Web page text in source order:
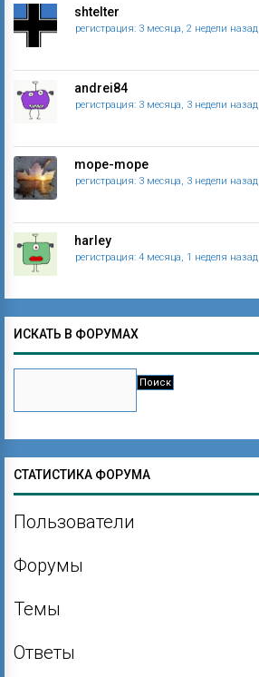
shtelter
регистрация: 3 месяца, 2 недели назад
andrei84
регистрация: 3 месяца, 3 недели назад
mope-mope
регистрация: 3 месяца, 3 недели назад
harley
регистрация: 4 месяца, 1 неделя назад
ИСКАТЬ В ФОРУМАХ
СТАТИСТИКА ФОРУМА
Пользователи
Форумы
Темы
Ответы